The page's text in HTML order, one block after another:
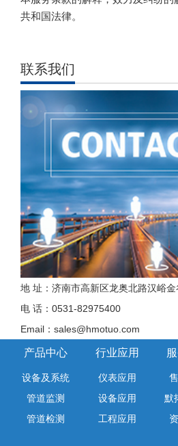
共和国法律。
联系我们
地 址：济南市高新区龙奥北路汉峪
电 话：0531-82975400
Email：sales@hmotuo.com
产品中心
设备及系统
管道监测
管道检测
行业应用
仪表应用
设备应用
工程应用
默